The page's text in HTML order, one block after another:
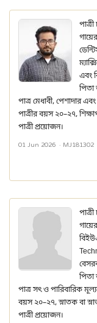
এবং
পিতা
পাত্র মেধাবী, পেশাদার
পাত্রীর বয়স ২০–২৭,
পাত্রী প্রয়োজন।
01 Jun 2026 · MJ181302
পিতা
পাত্র সৎ ও পারিবারিক
বয়স ২০–২৭, স্নাতক বা
পাত্রী প্রয়োজন।